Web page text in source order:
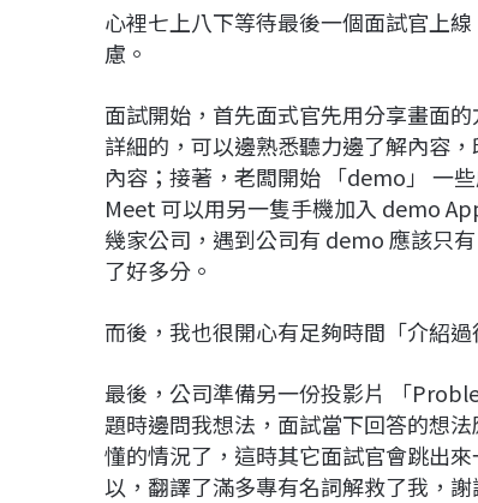
心裡七上八下等待最後一個面試官上
慮。
面試開始，首先面式官先用分享畫面
詳細的，可以邊熟悉聽力邊了解內容
內容；接著，老闆開始 「demo」 一
Meet 可以用另一隻手機加入 demo
幾家公司，遇到公司有 demo 應該只
了好多分。
而後，我也很開心有足夠時間「介紹
最後，公司準備另一份投影片 「
題時邊問我想法，面試當下回答的想
懂的情況了，這時其它面試官會跳出
以，翻譯了滿多專有名詞解救了我，謝